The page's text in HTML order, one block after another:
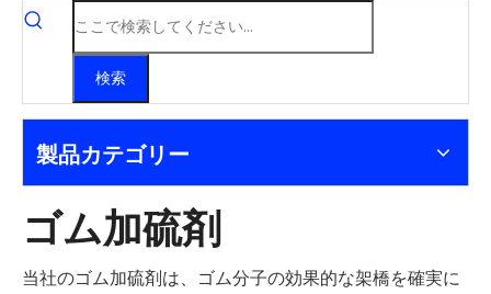
検索
製品カテゴリー
ゴム加硫剤
当社のゴム加硫剤は、ゴム分子の効果的な架橋を確実に